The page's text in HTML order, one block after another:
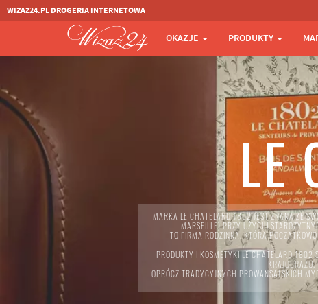
WIZAZ24.PL DROGERIA INTERNETOWA
OKAZJE PRODUKTY
LE
MARKA LE CHATELARD 1802 JEST ZNANA ZE
MARSEILLE) PRZY UŻYCIU
TO FIRMA RODZINNA, KTÓRA
PRODUKTY I KOSMETYKI LE CHATELARD 1802
KRAJOBRAZU,
OPRÓCZ TRADYCYJNYCH PROWANSALSKICH